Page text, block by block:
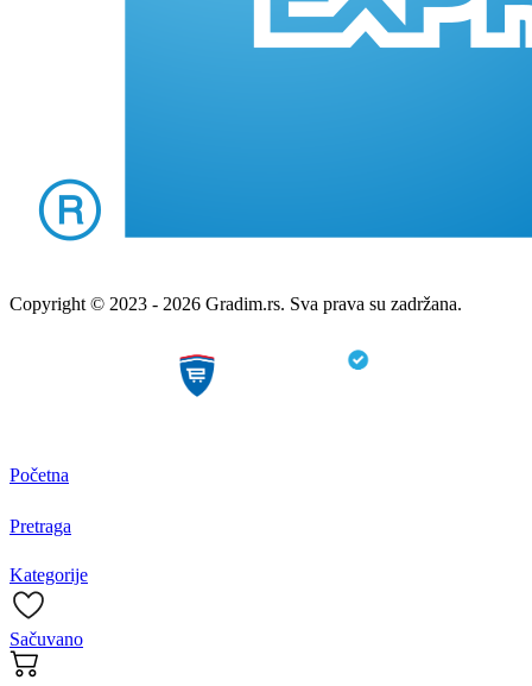
Copyright © 2023 - 2026 Gradim.rs. Sva prava su zadržana.
Početna
Pretraga
Kategorije
Sačuvano